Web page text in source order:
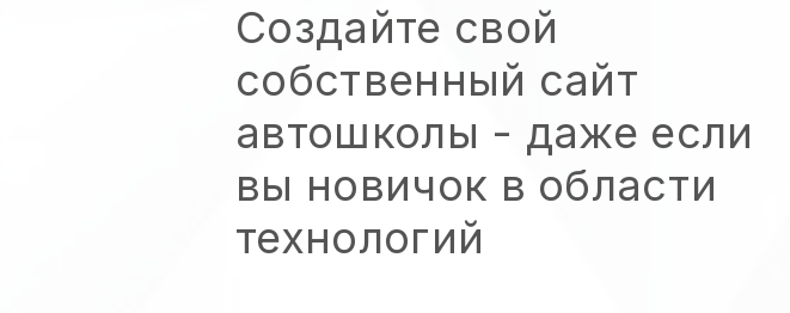
Создайте свой
собственный сайт
автошколы - даже если
вы новичок в области
технологий